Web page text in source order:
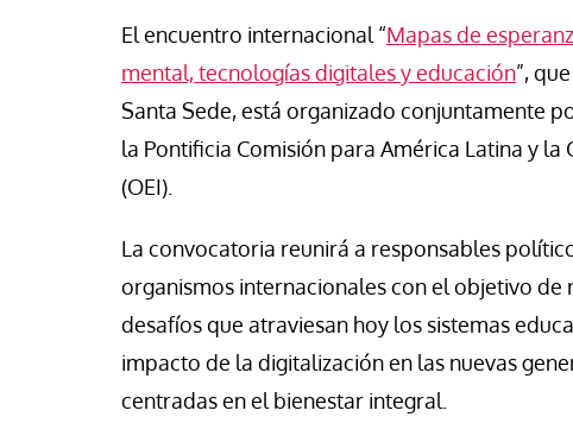
El encuentro internacional “Mapas de
mental, tecnologías digitales y educación”,
Santa Sede, está organizado conjuntamente
la Pontificia Comisión para América Latina y
(OEI).
La convocatoria reunirá a responsables
organismos internacionales con el objetivo
desafíos que atraviesan hoy los sistemas
impacto de la digitalización en las nuevas
centradas en el bienestar integral.